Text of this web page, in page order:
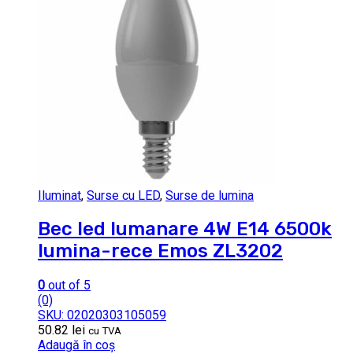
Iluminat, Surse cu LED, Surse de lumina
Bec led lumanare 4W E14 6500k
lumina-rece Emos ZL3202
0 out of 5
(0)
SKU: 02020303105059
50.82 lei cu TVA
Adaugă în coș